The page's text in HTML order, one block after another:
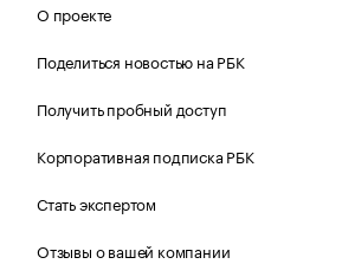
О проекте
Поделиться новостью на РБК
Получить пробный доступ
Корпоративная подписка РБК
Стать экспертом
Отзывы о вашей компании